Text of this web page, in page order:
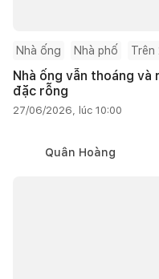
Nhà ống Nhà phố Trên
Nhà ống vẫn thoáng
đặc rỗng
27/06/2026, lúc 10:00
Quân Hoàng